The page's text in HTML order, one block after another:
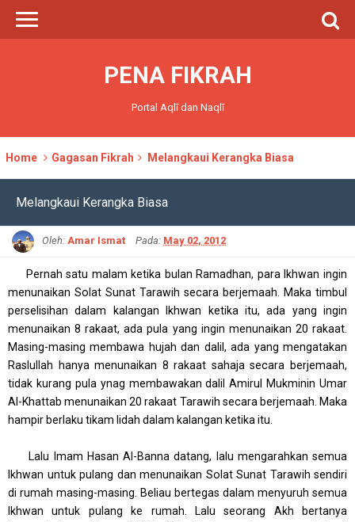
PENA FIKRAH
Portal Aqlī dan Naqlī
Home Gagasan Fikrah Melangkaui Kerangka Biasa
Melangkaui Kerangka Biasa
Oleh: Amar Ismat Pada: May 02, 2012
Pernah satu malam ketika bulan Ramadhan, para Ikhwan ingin
menunaikan Solat Sunat Tarawih secara berjemaah. Maka timbul
perselisihan dalam kalangan Ikhwan ketika itu, ada yang ingin
menunaikan 8 rakaat, ada pula yang ingin menunaikan 20 rakaat.
Masing-masing membawa hujah dan dalil, ada yang mengatakan
Raslullah hanya menunaikan 8 rakaat sahaja secara berjemaah,
tidak kurang pula ynag membawakan dalil Amirul Mukminin Umar
Al-Khattab menunaikan 20 rakaat Tarawih secara berjemaah. Maka
hampir berlaku tikam lidah dalam kalangan ketika itu.
Lalu Imam Hasan Al-Banna datang, lalu mengarahkan semua
Ikhwan untuk pulang dan menunaikan Solat Sunat Tarawih sendiri
di rumah masing-masing. Beliau bertegas dalam menyuruh semua
Ikhwan untuk pulang ke rumah. Lalu seorang Akh bertanya